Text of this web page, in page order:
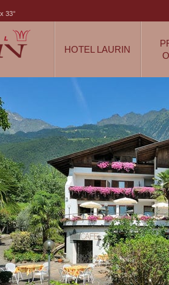
HOTEL LAURIN
33°